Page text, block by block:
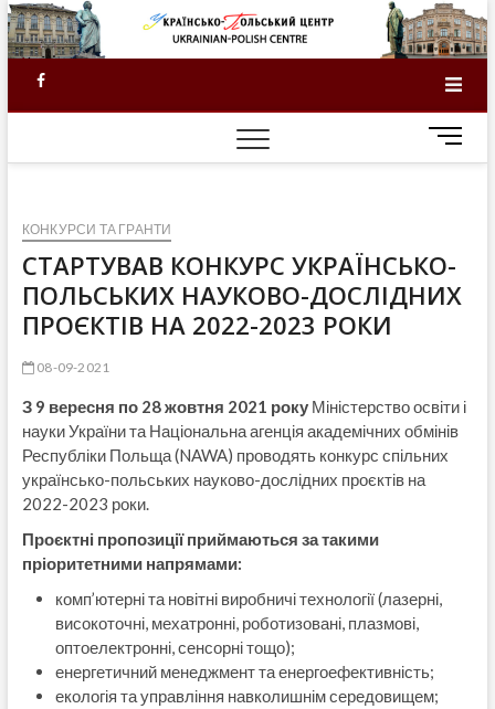
Skip
to
content
Facebook
M
e
u
t
t
КОНКУРСИ ТА ГРАНТИ
СТАРТУВАВ КОНКУРС УКРАЇНСЬКО-
ПОЛЬСЬКИХ НАУКОВО-ДОСЛІДНИХ
ПРОЄКТІВ НА 2022-2023 РОКИ
08-09-2021
З 9 вересня по 28 жовтня 2021 рокуМіністерство освіти і
науки України та Національна агенція академічних обмінів
Республіки Польща (NAWA) проводять конкурс спільних
українсько-польських науково-дослідних проєктів на
2022-2023 роки.
Проєктні пропозиції приймаються за такими
пріоритетними напрямами:
комп’ютерні та новітні виробничі технології (лазерні,
високоточні, мехатронні, роботизовані, плазмові,
оптоелектронні, сенсорні тощо);
енергетичний менеджмент та енергоефективність;
екологія та управління навколишнім середовищем;